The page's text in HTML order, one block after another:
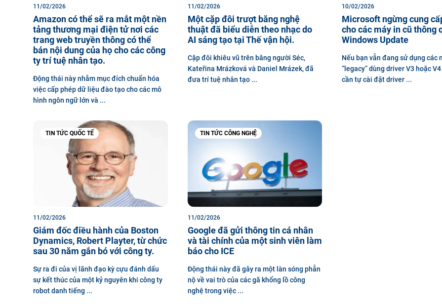
11/02/2026
Amazon có thể sẽ ra mắt một nền
tảng thương mại điện tử nơi các
trang web truyền thông có thể
bán nội dung của họ cho các công
ty trí tuệ nhân tạo.
Động thái này nhằm mục đích chuẩn hóa
việc cấp phép dữ liệu đào tạo cho các mô
hình ngôn ngữ lớn và ...
11/02/2026
Một cặp đôi trượt băng nghệ
thuật đã biểu diễn theo nhạc do
AI sáng tạo tại Thế vận hội.
Cặp đôi khiêu vũ trên băng người Séc,
Kateřina Mrázková và Daniel Mrázek, đã
đưa trí tuệ nhân tạo ...
10/02/2026
Microsoft ngừng cung
cho các máy in cũ thông
Windows Update
Nếu bạn vẫn đang sử dụng các
“legacy” dùng driver V3 hoặc V4
cần tự cài đặt driver ...
TIN TỨC QUỐC TẾ
11/02/2026
Giám đốc điều hành của Boston
Dynamics, Robert Playter, từ chức
sau 30 năm gắn bó với công ty.
Sự ra đi của vị lãnh đạo kỳ cựu đánh dấu
sự kết thúc của một kỷ nguyên khi công ty
robot danh tiếng ...
TIN TỨC CÔNG NGHỆ
11/02/2026
Google đã gửi thông tin cá nhân
và tài chính của một sinh viên làm
báo cho ICE
Động thái này đã gây ra một làn sóng phẫn
nộ về vai trò của các gã khổng lồ công
nghệ trong việc ...